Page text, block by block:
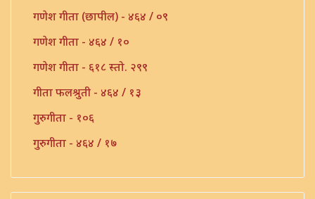
गणेश गीता (छापील) - ४६४ / ०९
गणेश गीता - ४६४ / १०
गणेश गीता - ६१८ स्तो. २९९
गीता फलश्रुती - ४६४ / १३
गुरुगीता - १०६
गुरुगीता - ४६४ / १७
चार्वाकादी नानामतविवरण - ४६४ वे. ५९